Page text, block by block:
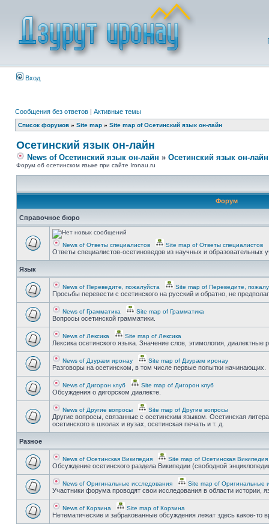
Вход
Сообщения без ответов | Активные темы
Список форумов » Site map » Site map of Осетинский язык он-лайн
Осетинский язык он-лайн
News of Осетинский язык он-лайн » Осетинский язык он-лайн
Форум об осетинском языке при сайте Ironau.ru
Форум
Справочное бюро
News of Ответы специалистов Site map of Ответы специалистов
Ответы специалистов-осетиноведов из научных и
Язык
News of Переведите, пожалуйста Site map of Переведите,
Просьбы перевести с осетинского на русский и обратно, не
News of Грамматика Site map of Грамматика
Вопросы осетинской грамматики.
News of Лексика Site map of Лексика
Лексика осетинского языка. Значение слов, этимология, диалектные
News of Дзурæм иронау Site map of Дзурæм иронау
Разговоры на осетинском, в том числе первые попытки начинающих.
News of Дигорон клуб Site map of Дигорон клуб
Обсуждения о дигорском диалекте.
News of Другие вопросы Site map of Другие вопросы
Другие вопросы, связанные с осетинским языком. Осетинская
осетинского в школах и вузах, осетинская печать и т. д.
Разное
News of Осетинская Википедия Site map of Осетинская Википедия
Обсуждение осетинского раздела Википедии (свободной
News of Оригинальные исследования Site map of Оригинальные
Участники форума проводят свои исследования в области истории,
News of Корзина Site map of Корзина
Нетематические и забракованные обсуждения лежат здесь какое-то